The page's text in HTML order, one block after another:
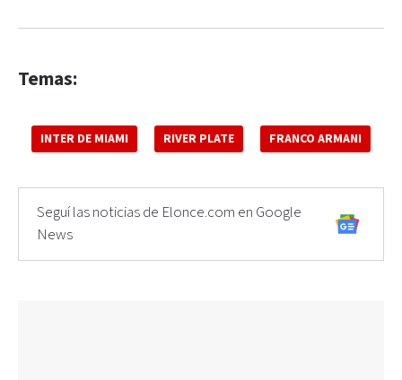
Temas:
INTER DE MIAMI RIVER PLATE FRANCO ARMANI
Seguí las noticias de Elonce.com en Google
News